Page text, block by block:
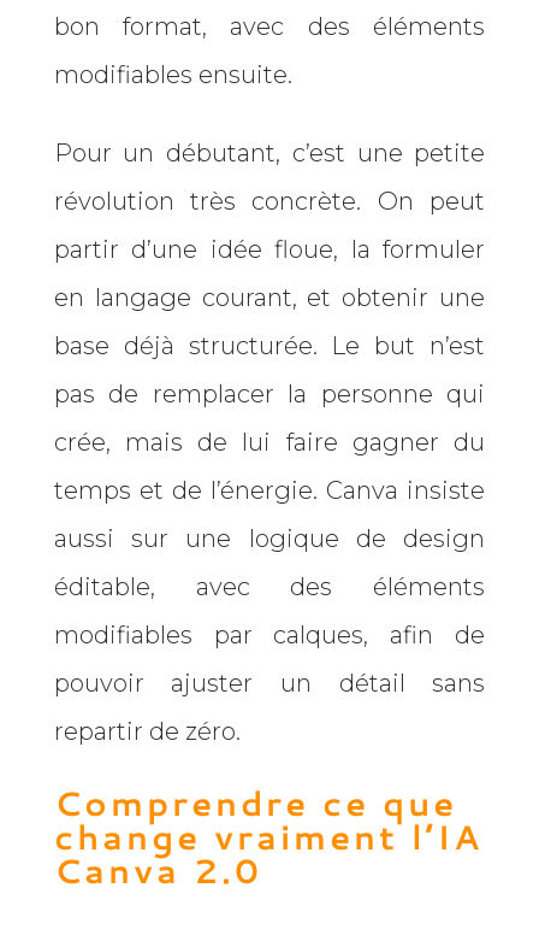
bon format, avec des éléments
modifiables ensuite.
Pour un débutant, c’est une petite
révolution très concrète. On peut
partir d’une idée floue, la formuler
en langage courant, et obtenir une
base déjà structurée. Le but n’est
pas de remplacer la personne qui
crée, mais de lui faire gagner du
temps et de l’énergie. Canva insiste
aussi sur une logique de design
éditable, avec des éléments
modifiables par calques, afin de
pouvoir ajuster un détail sans
repartir de zéro.
Comprendre ce que
change vraiment l’IA
Canva 2.0